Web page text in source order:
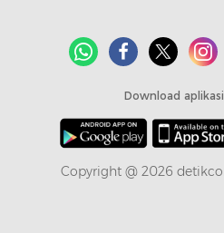
Download
Copyright @ 2026